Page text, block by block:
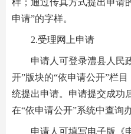
样；通过传真方式提出申请
申请”的字样。
2.受理网上申请
申请人可登录澧县人民
开”版块的“依申请公开”栏目
统提出申请。申请提交成功
在“依申请公开”系统中查询
申请人可填写电子版《